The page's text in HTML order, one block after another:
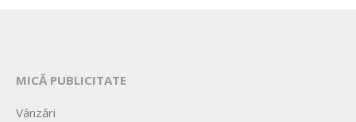
MICĂ PUBLICITATE
Vânzări